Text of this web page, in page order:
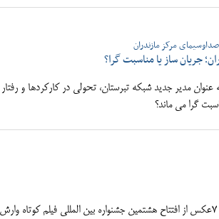
مرکز مازندران
جریان ساز یا مناسبت گرا؟
مدیر جدید شبکه تبرستان، تحولی در کارکردها و
گرا می ماند؟